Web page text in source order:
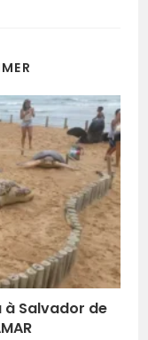
à Salvador de